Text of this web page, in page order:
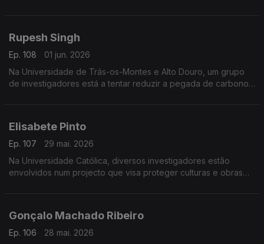
Rupesh Singh
Ep. 108
01 jun. 2026
Na Universidade de Trás-os-Montes e Alto Douro, um grupo
de investigadores está a tentar reduzir a pegada de carbono
Elisabete Pinto
Ep. 107
29 mai. 2026
Na Universidade Católica, diversos investigadores estão
envolvidos num projecto que visa proteger culturas e obras
Gonçalo Machado Ribeiro
Ep. 106
28 mai. 2026